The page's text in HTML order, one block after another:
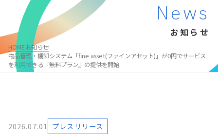
事業内容
事業内容トップ
システムインテグレーション
クラウド・パッケージ型システム構築支援
Salesforce®
企業情報
企業情報トップ
会社概要・沿革
代表メッセージ
パートナー募集
News
お知らせ
HOMEお知らせ
物品管理・棚卸システム「fine asset(ファインアセット)」が0円でサービス
を利用できる『無料プラン』の提供を開始
2026.07.01 プレスリリース